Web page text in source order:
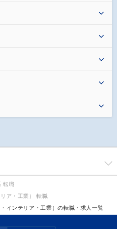
転職
ア・工業） 転職
インテリア・工業）の転職・求人一覧